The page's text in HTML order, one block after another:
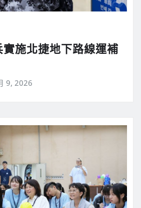
施北捷地下路線運補
9, 2026